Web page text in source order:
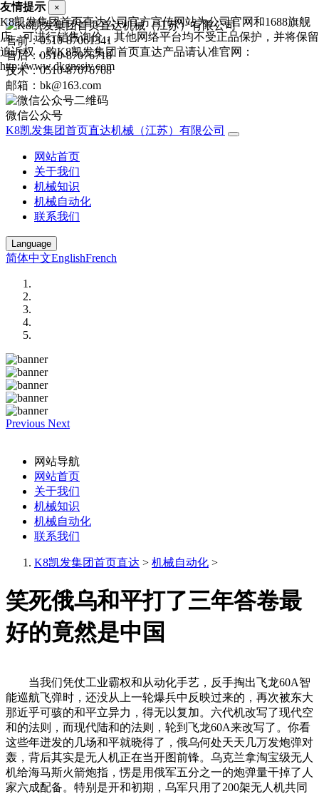
售前：0510-87061341
售后：0510-87076718
技术：0510-87076708
邮箱：bk@163.com
微信公众号
K8凯发集团首页直达机械（江苏）有限公司
网站首页
关于我们
机械知识
机械自动化
联系我们
Language
简体中文EnglishFrench
Previous Next
网站导航
网站首页
关于我们
机械知识
机械自动化
联系我们
K8凯发集团首页直达 > 机械自动化 >
笑死俄乌和平打了三年答卷最
好的竟然是中国
当我们凭仗工业霸权和从动化手艺，反手掏出飞龙60A智
能巡航飞弹时，还没从上一轮爆兵中反映过来的，再次被东大
那近乎可骇的和平立异力，得无以复加。六代机改写了现代空
和的法则，而现代陆和的法则，轮到飞龙60A来改写了。你看
这些年迸发的几场和平就晓得了，俄乌何处天天几万发炮弹对
轰，背后其实是无人机正在当开图前锋。乌克兰拿淘宝级无人
机给海马斯火箭炮指，愣是用俄军五分之一的炮弹量干掉了人
家六成配备。特别是开和初期，乌军只用了200架无人机共同
友情提示 ×
K8凯发集团首页直达公司官方宣传网站为公司官网和1688旗舰
店，可进行销售询价，其他网络平台均不受正品保护，并将保留
追诉权，购K8凯发集团首页直达产品请认准官网：
http://www.dkgnssjy.com